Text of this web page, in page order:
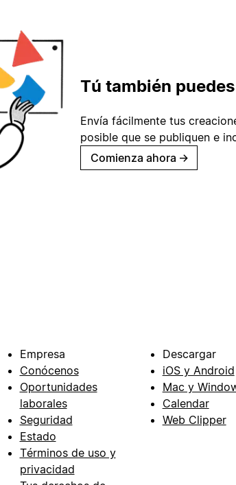
Tú también
Envía fácilmente tus
posible que se publiquen e
Comienza ahora →
Empresa
Conócenos
Oportunidades
laborales
Seguridad
Estado
Términos de uso y
privacidad
Descargar
iOS y Android
Mac y
Calendar
Web Clipper